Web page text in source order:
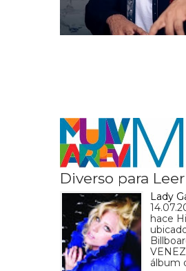
Diverso para Leer
Lady
hace
álbum